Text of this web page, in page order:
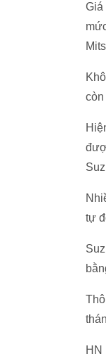
Giá
tự
HN